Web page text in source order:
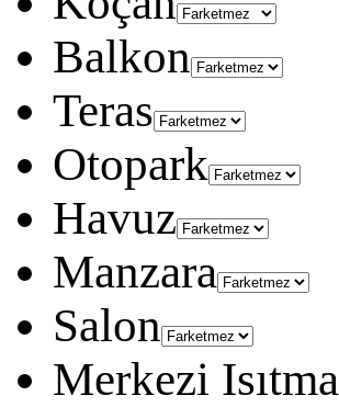
Balkon
Teras
Otopark
Havuz
Manzara
Salon
Merkezi Isıtma